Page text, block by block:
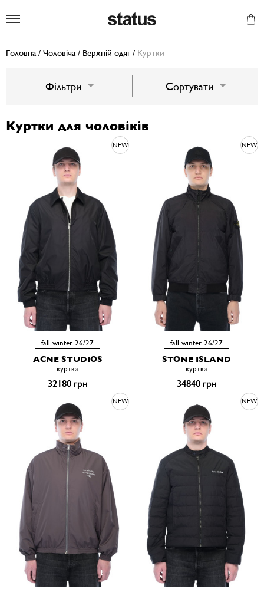
Головна / Чоловіча / Верхній одяг/ Куртки
Куртки для чоловіків
NEW
fall winter 26/27
ACNE STUDIOS
куртка
32180 грн
NEW
fall winter 26/27
STONE ISLAND
куртка
34840 грн
NEW NEW
Фільтри Сортувати